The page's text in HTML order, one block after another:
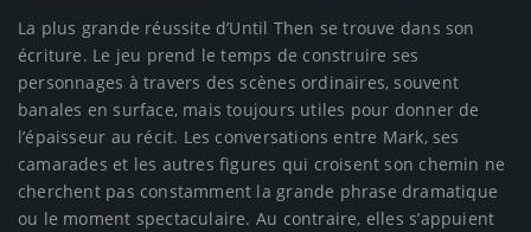
La plus grande réussite d’Until Then se trouve dans son
écriture. Le jeu prend le temps de construire ses
personnages à travers des scènes ordinaires, souvent
banales en surface, mais toujours utiles pour donner de
l’épaisseur au récit. Les conversations entre Mark, ses
camarades et les autres figures qui croisent son chemin ne
cherchent pas constamment la grande phrase dramatique
ou le moment spectaculaire. Au contraire, elles s’appuient